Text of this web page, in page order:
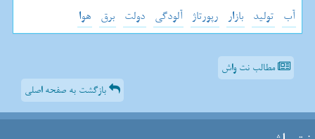
آب تولید بازار رپورتاژ آلودگی دولت برق هوا
مطالب نت واش
بازگشت به صفحه اصلی